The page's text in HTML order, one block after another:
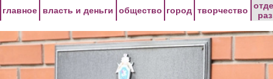
главное власть и деньги общество город творчество